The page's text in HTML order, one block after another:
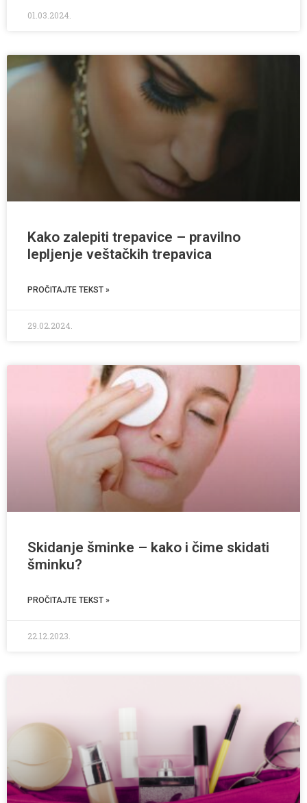
01.03.2024.
Kako zalepiti trepavice – pravilno
lepljenje veštačkih trepavica
PROČITAJTE TEKST »
29.02.2024.
Skidanje šminke – kako i čime skidati
šminku?
PROČITAJTE TEKST »
22.12.2023.